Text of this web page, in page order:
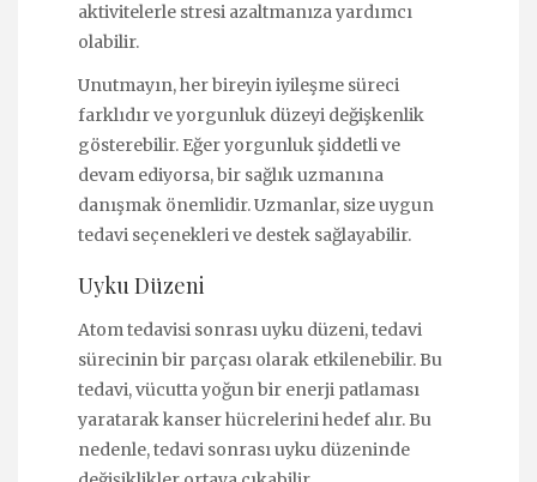
aktivitelerle stresi azaltmanıza yardımcı
olabilir.
Unutmayın, her bireyin iyileşme süreci
farklıdır ve yorgunluk düzeyi değişkenlik
gösterebilir. Eğer yorgunluk şiddetli ve
devam ediyorsa, bir sağlık uzmanına
danışmak önemlidir. Uzmanlar, size uygun
tedavi seçenekleri ve destek sağlayabilir.
Uyku Düzeni
Atom tedavisi sonrası uyku düzeni, tedavi
sürecinin bir parçası olarak etkilenebilir. Bu
tedavi, vücutta yoğun bir enerji patlaması
yaratarak kanser hücrelerini hedef alır. Bu
nedenle, tedavi sonrası uyku düzeninde